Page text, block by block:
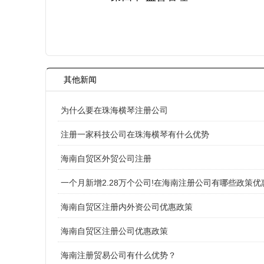
其他新闻
为什么要在珠海横琴注册公司
注册一家科技公司在珠海横琴有什么优势
海南自贸区外贸公司注册
一个月新增2.28万个公司!在海南注册公司有哪些政策优
海南自贸区注册内外资公司优惠政策
海南自贸区注册公司优惠政策
海南注册贸易公司有什么优势？